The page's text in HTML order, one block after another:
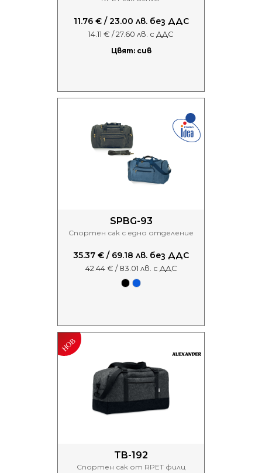
11.76 € / 23.00 лв. без ДДС
14.11 € / 27.60 лв. с ДДС
Цвят: сив
SPBG-93
Спортен сак с едно отделение
35.37 € / 69.18 лв. без ДДС
42.44 € / 83.01 лв. с ДДС
TB-192
Спортен сак от RPET филц